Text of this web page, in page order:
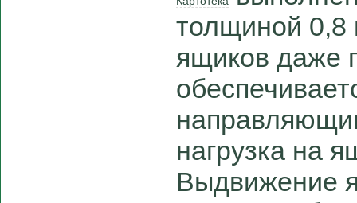
толщиной
ящиков даже
нагрузка на
Выдвижение